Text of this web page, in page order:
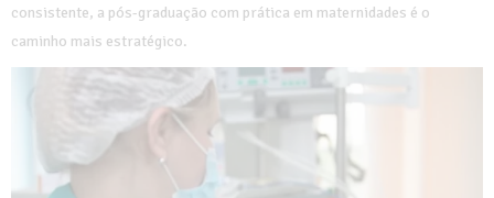
consistente, a pós-graduação com prática em maternidades é o
caminho mais estratégico.